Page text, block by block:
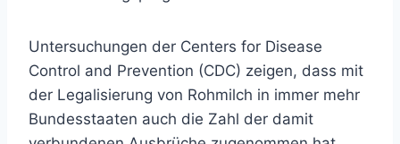
Untersuchungen der Centers for Disease
Control and Prevention (CDC) zeigen, dass mit
der Legalisierung von Rohmilch in immer mehr
Bundesstaaten auch die Zahl der damit